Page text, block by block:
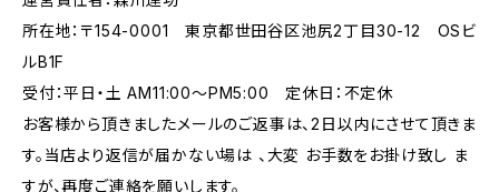
所在地：〒154-0001 東京都世田谷区池尻2丁目30-12 OSビ
ルB1F
受付：平日・土 AM11:00～PM5:00 定休日：不定休
お客様から頂きましたメールのご返事は、2日以内にさせて頂きま
す。当店より返信が届かない場は 、大変 お手数をお掛け致し ま
すが、再度ご連絡を願いします。